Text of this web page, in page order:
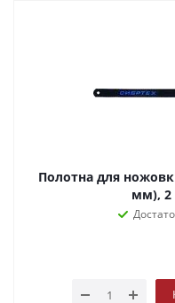
Полотна для
мм), 2